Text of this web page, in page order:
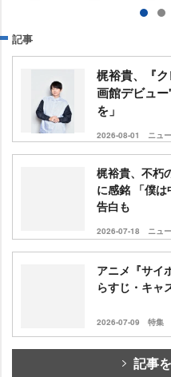
記事
梶裕貴、『
画館デビュ
を」
2026-08-01 ニュ
梶裕貴、不朽
に感銘 「僕
告白も
2026-07-18 ニュ
アニメ『サイ
らすじ・キャ
2026-07-09 特集
記事